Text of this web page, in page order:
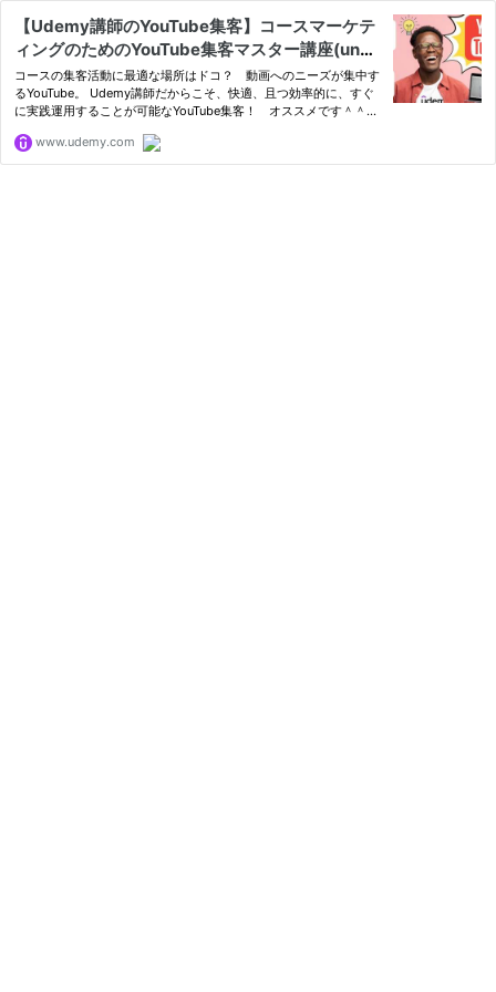
【Udemy講師のYouTube集客】コースマーケテ
ィングのためのYouTube集客マスター講座(unof
ficial)
コースの集客活動に最適な場所はドコ？ 動画へのニーズが集中す
るYouTube。 Udemy講師だからこそ、快適、且つ効率的に、すぐ
に実践運用することが可能なYouTube集客！ オススメです＾＾
www.udemy.com